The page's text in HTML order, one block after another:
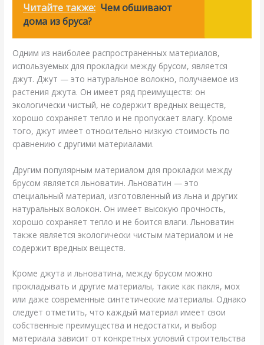
Читайте также: Чем обшивают
дома из бруса?
Одним из наиболее распространенных материалов,
используемых для прокладки между брусом, является
джут. Джут — это натуральное волокно, получаемое из
растения джута. Он имеет ряд преимуществ: он
экологически чистый, не содержит вредных веществ,
хорошо сохраняет тепло и не пропускает влагу. Кроме
того, джут имеет относительно низкую стоимость по
сравнению с другими материалами.
Другим популярным материалом для прокладки между
брусом является льноватин. Льноватин — это
специальный материал, изготовленный из льна и других
натуральных волокон. Он имеет высокую прочность,
хорошо сохраняет тепло и не боится влаги. Льноватин
также является экологически чистым материалом и не
содержит вредных веществ.
Кроме джута и льноватина, между брусом можно
прокладывать и другие материалы, такие как пакля, мох
или даже современные синтетические материалы. Однако
следует отметить, что каждый материал имеет свои
собственные преимущества и недостатки, и выбор
материала зависит от конкретных условий строительства